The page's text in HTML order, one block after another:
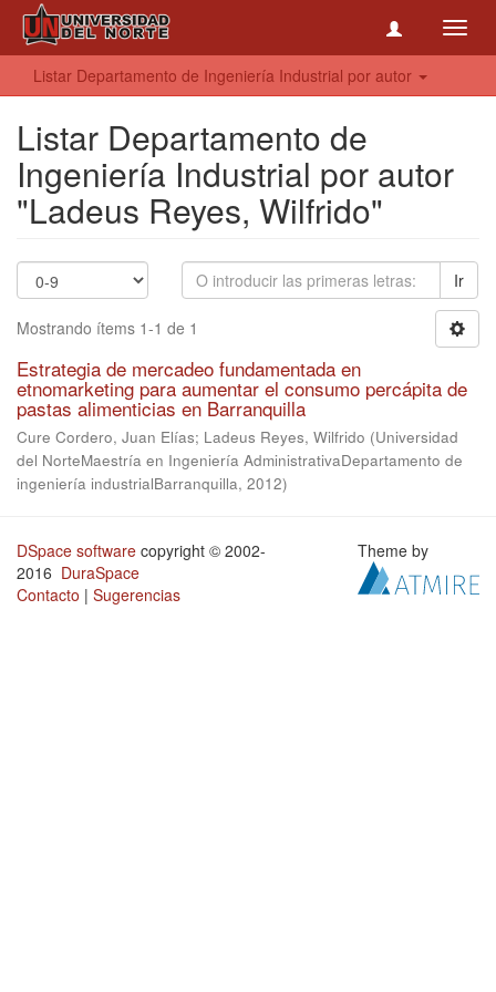
Listar Departamento de Ingeniería Industrial por autor
Listar Departamento de
Ingeniería Industrial por autor
"Ladeus Reyes, Wilfrido"
Ir
Mostrando ítems 1-1 de 1
Estrategia de mercadeo fundamentada en
etnomarketing para aumentar el consumo percápita de
pastas alimenticias en Barranquilla
Cure Cordero, Juan Elías; Ladeus Reyes, Wilfrido (Universidad
del NorteMaestría en Ingeniería AdministrativaDepartamento de
ingeniería industrialBarranquilla, 2012)
DSpace software copyright © 2002-
2016 DuraSpace
Contacto | Sugerencias
Theme by